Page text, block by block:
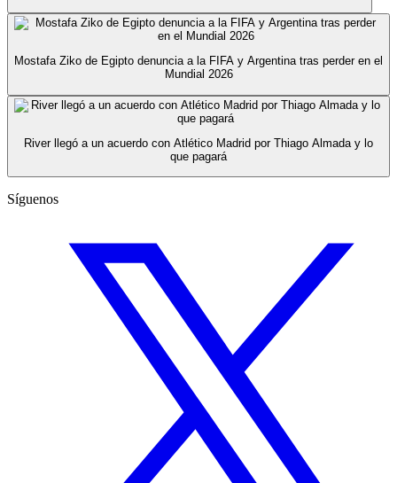
Mostafa Ziko de Egipto denuncia a la FIFA y Argentina tras perder en el
Mundial 2026
River llegó a un acuerdo con Atlético Madrid por Thiago Almada y lo
que pagará
Síguenos